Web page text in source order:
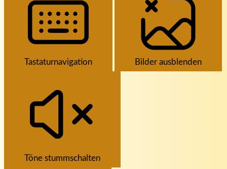
Tastaturnavigation Bilder ausblenden
Töne stummschalten